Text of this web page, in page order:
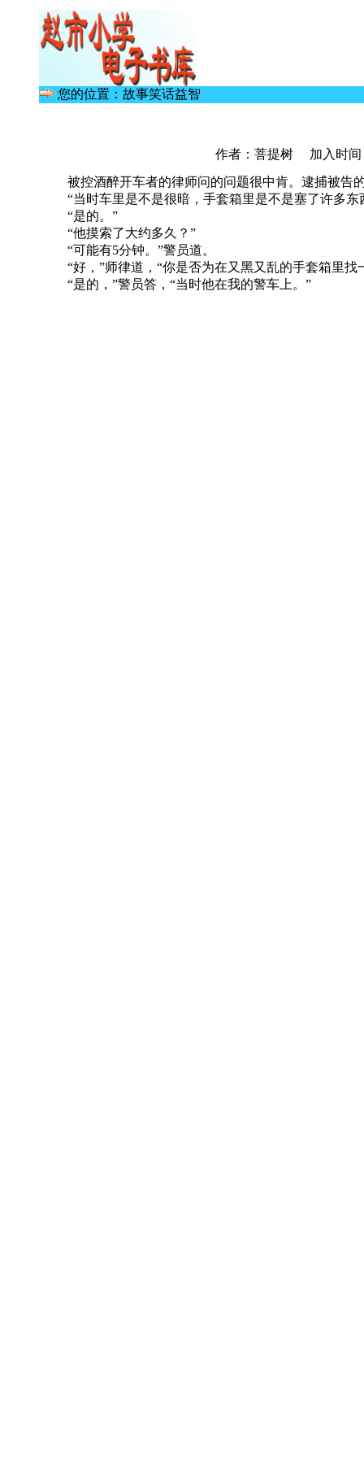
您的位置：故事笑话益智
作者：菩提树 加入时间
被控酒醉开车者的律师问的问题很中肯。逮捕被告
“当时车里是不是很暗，手套箱里是不是塞了许多东
“是的。”
“他摸索了大约多久？”
“可能有5分钟。”警员道。
“好，”师律道，“你是否为在又黑又乱的手套箱里找
“是的，”警员答，“当时他在我的警车上。”